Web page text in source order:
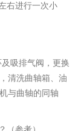
右进行一次小
吸排气阀，更换
清洗曲轴箱、油
与曲轴的同轴